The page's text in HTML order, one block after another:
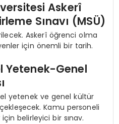
Askerî
Sınavı (MSÜ)
Askerî öğrenci olma
için önemli bir tarih.
Yetenek-Genel
yetenek ve genel kültür
Kamu personeli
belirleyici bir sınav.